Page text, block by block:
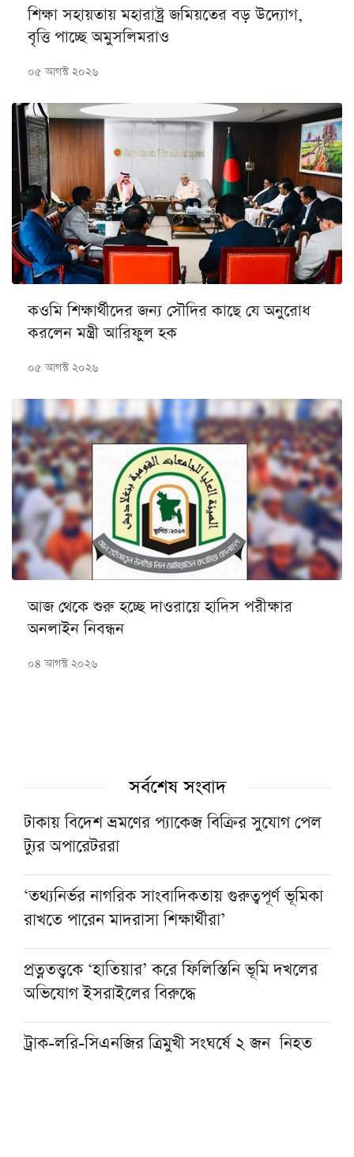
শিক্ষা সহায়তায় মহারাষ্ট্র জমিয়তের বড় উদ্যোগ,
বৃত্তি পাচ্ছে অমুসলিমরাও
০৫ আগস্ট ২০২৬
কওমি শিক্ষার্থীদের জন্য সৌদির কাছে যে অনুরোধ
করলেন মন্ত্রী আরিফুল হক
০৫ আগস্ট ২০২৬
আজ থেকে শুরু হচ্ছে দাওরায়ে হাদিস পরীক্ষার
অনলাইন নিবন্ধন
০৪ আগস্ট ২০২৬
সর্বশেষ সংবাদ
টাকায় বিদেশ ভ্রমণের প্যাকেজ বিক্রির সুযোগ পেল
ট্যুর অপারেটররা
‘তথ্যনির্ভর নাগরিক সাংবাদিকতায় গুরুত্বপূর্ণ ভূমিকা
রাখতে পারেন মাদরাসা শিক্ষার্থীরা’
প্রত্নতত্ত্বকে ‘হাতিয়ার’ করে ফিলিস্তিনি ভূমি দখলের
অভিযোগ ইসরাইলের বিরুদ্ধে
ট্রাক-লরি-সিএনজির ত্রিমুখী সংঘর্ষে ২ জন নিহত